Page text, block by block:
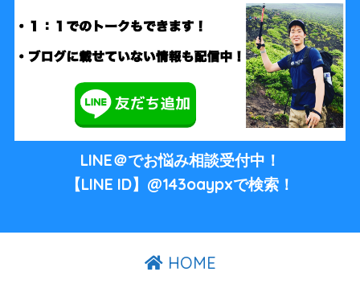
LINE＠でお悩み相談受付中！
【LINE ID】@143oaypxで検索！
HOME